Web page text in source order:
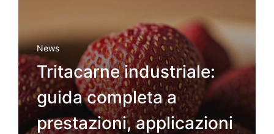
News
Tritacarne industriale:
guida completa a
prestazioni, applicazioni